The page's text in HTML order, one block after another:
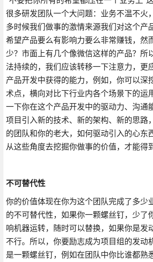
很多研发团队一个大问题：业务不温不火
多时候我们做事的激情来源我们对这个产
希望产品要么有影响力要么非常赚钱，然
少？市面上有几个像微信这样的产品？所
法持续的，我们应该转移一下注意力，更
产品开发中获得的能力，例如，你可以深
术点，横向对比下行业内各个场景下的运
一下你在这个产品开发中的驱动力、沟通
项目引入新的技术、新的架构、新的思路
的团队和你的老大，如何驱动引入的心东
从这些角度去挖掘你做事的价值，才能得
不可替代性
你的价值体现在你为这个团队完成了多少
的不可替代性，如果你一颗螺丝钉，少了
响机器运转，随时可以替换，如果你是发
不行。所以，你要励志成为项目组的发动
是一颗螺丝钉，例如在团队中你比谁都熟